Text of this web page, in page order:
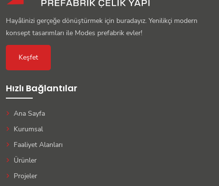
Hayâlinizi gerçeğe dönüştürmek için buradayız. Yenilikçi modern
konsept tasarımları ile Modes prefabrik evler!
Keşfet
Hızlı Bağlantılar
Ana Sayfa
Kurumsal
Faaliyet Alanları
Ürünler
Projeler